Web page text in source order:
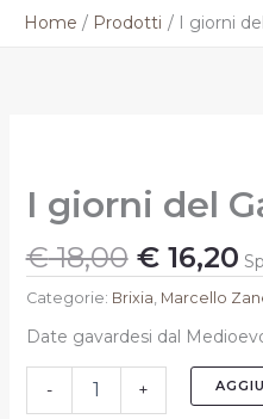
Home Prodotti I giorni
I giorni del
€18,00
originale
era:
€ 18,00.
€16,20
è:
Categorie: Brixia Marcello
Date gavardesi dal
-
Gattopardo
quantità
+